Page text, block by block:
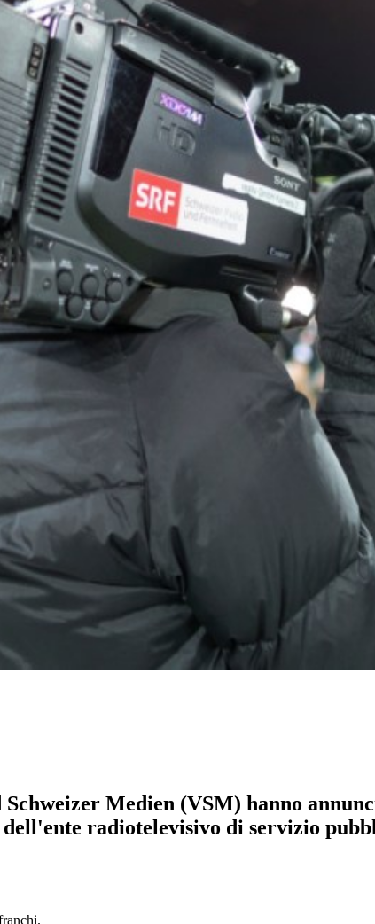
Medien (VSM) hanno
radiotelevisivo di servizio